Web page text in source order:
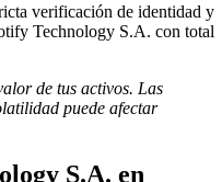
verificación de identidad y
Technology S.A. con total
de tus activos. Las
puede afectar
S.A. en